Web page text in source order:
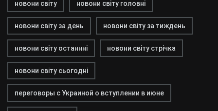
новони світу новони світу головні
новони світу за день новони світу за тиждень
новони світу останнні новони світу стрічка
новони світу сьогодні
переговоры с Украиной о вступлении в июне